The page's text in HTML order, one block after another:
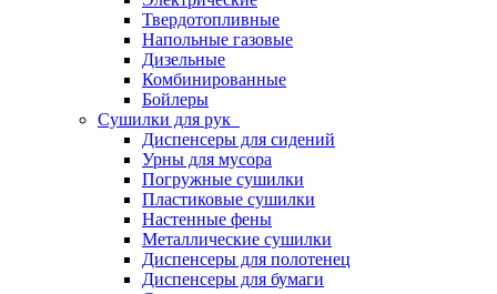
Твердотопливные
Напольные газовые
Дизельные
Комбинированные
Бойлеры
Сушилки для рук
Диспенсеры для сидений
Урны для мусора
Погружные сушилки
Пластиковые сушилки
Настенные фены
Металлические сушилки
Диспенсеры для полотенец
Диспенсеры для бумаги